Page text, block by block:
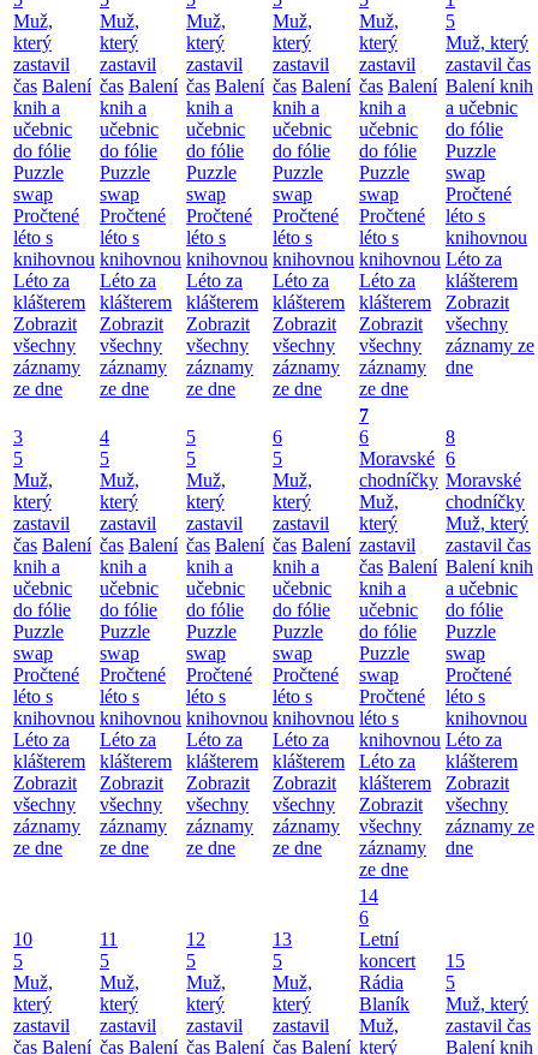
Muž,
který
zastavil
čas Balení
knih a
učebnic
do fólie
Puzzle
swap
Pročtené
léto s
knihovnou
Léto za
klášterem
Zobrazit
všechny
záznamy
ze dne
Muž,
který
zastavil
čas Balení
knih a
učebnic
do fólie
Puzzle
swap
Pročtené
léto s
knihovnou
Léto za
klášterem
Zobrazit
všechny
záznamy
ze dne
Muž,
který
zastavil
čas Balení
knih a
učebnic
do fólie
Puzzle
swap
Pročtené
léto s
knihovnou
Léto za
klášterem
Zobrazit
všechny
záznamy
ze dne
Muž,
který
zastavil
čas Balení
knih a
učebnic
do fólie
Puzzle
swap
Pročtené
léto s
knihovnou
Léto za
klášterem
Zobrazit
všechny
záznamy
ze dne
Muž,
který
zastavil
čas Balení
knih a
učebnic
do fólie
Puzzle
swap
Pročtené
léto s
knihovnou
Léto za
klášterem
Zobrazit
všechny
záznamy
ze dne
5
Muž, který
zastavil čas
Balení knih
a učebnic
do fólie
Puzzle
swap
Pročtené
léto s
knihovnou
Léto za
klášterem
Zobrazit
všechny
záznamy ze
dne
3
5
Muž,
který
zastavil
čas Balení
knih a
učebnic
do fólie
Puzzle
swap
Pročtené
léto s
knihovnou
Léto za
klášterem
Zobrazit
všechny
záznamy
ze dne
4
5
Muž,
který
zastavil
čas Balení
knih a
učebnic
do fólie
Puzzle
swap
Pročtené
léto s
knihovnou
Léto za
klášterem
Zobrazit
všechny
záznamy
ze dne
5
5
Muž,
který
zastavil
čas Balení
knih a
učebnic
do fólie
Puzzle
swap
Pročtené
léto s
knihovnou
Léto za
klášterem
Zobrazit
všechny
záznamy
ze dne
6
5
Muž,
který
zastavil
čas Balení
knih a
učebnic
do fólie
Puzzle
swap
Pročtené
léto s
knihovnou
Léto za
klášterem
Zobrazit
všechny
záznamy
ze dne
7
6
Moravské
chodníčky
Muž,
který
zastavil
čas Balení
knih a
učebnic
do fólie
Puzzle
swap
Pročtené
léto s
knihovnou
Léto za
klášterem
Zobrazit
všechny
záznamy
ze dne
8
6
Moravské
chodníčky
Muž, který
zastavil čas
Balení knih
a učebnic
do fólie
Puzzle
swap
Pročtené
léto s
knihovnou
Léto za
klášterem
Zobrazit
všechny
záznamy ze
dne
10
5
Muž,
který
zastavil
čas Balení
11
5
Muž,
který
zastavil
čas Balení
12
5
Muž,
který
zastavil
čas Balení
13
5
Muž,
který
zastavil
čas Balení
14
6
Letní
koncert
Rádia
Blaník
Muž,
který
15
5
Muž, který
zastavil čas
Balení knih